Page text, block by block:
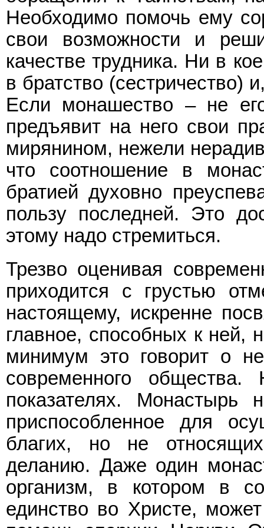
Необходимо помочь ему
свои возможности и
качестве трудника. Ни в
в братство (сестричество)
Если монашество – не
предъявит на него свои
мирянином, нежели
что соотношение в
братией духовно
пользу последней. Это
этому надо стремиться.
Трезво оценивая
приходится с грустью
настоящему, искренне
главное, способных к ней,
минимум это говорит о
современного
показателях. Монастырь
приспособленное для
благих, но не
деланию. Даже один
организм, в котором в
единство во Христе,